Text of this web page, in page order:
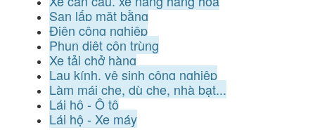
San lấp mặt bằng
Điện công nghiệp
Phun diệt côn trùng
Xe tải chở hàng
Lau kính, vệ sinh công nghiệp
Làm mái che, dù che, nhà bạt...
Lái hộ - Ô tô
Lái hộ - Xe máy